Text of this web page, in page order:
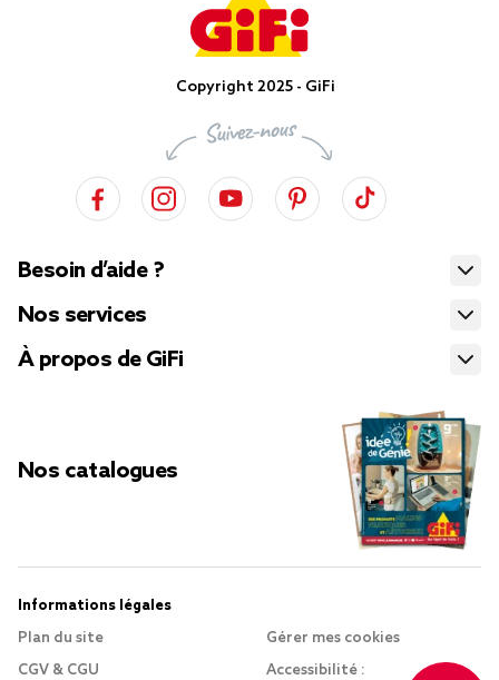
Copyright 2025 - GiFi
Besoin d’aide ?
Nos services
À propos de GiFi
Nos catalogues
Informations légales
Plan du site
CGV & CGU
Gérer mes cookies
Accessibilité :